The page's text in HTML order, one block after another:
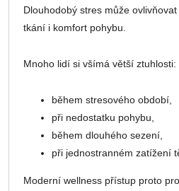
Dlouhodobý stres může
tkání i komfort pohybu.
Mnoho lidí si všímá větší ztuhlosti:
během stresového období,
při nedostatku pohybu,
během dlouhého sezení,
při jednostranném zatížení
Moderní wellness přístup proto